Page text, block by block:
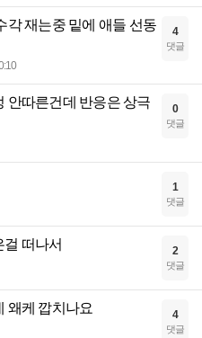
각 재는중 밑에 애들 선동
4
댓글
안따른건데 반응은 상극
0
댓글
1
댓글
걸 떠나서 2
댓글
왜케 깝치나요 4
댓글